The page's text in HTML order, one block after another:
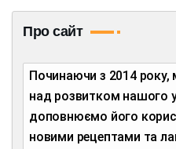
Про сайт
Починаючи з 2014 року, ми щоденно працюємо
над розвитком нашого
доповнюємо його
новими рецептами та